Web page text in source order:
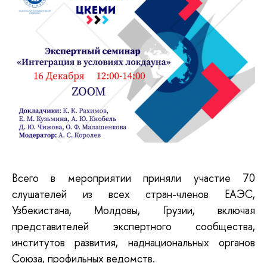
Всего в мероприятии приняли участие 70
слушателей из всех стран-членов ЕАЭС,
Узбекистана, Молдовы, Грузии, включая
представителей экспертного сообщества,
институтов развития, наднациональных органов
Союза, профильных ведомств.